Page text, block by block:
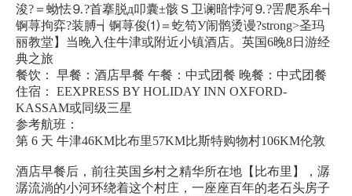
浚?＝蚴怯⒐?首搴脱д叩囊±骸Ｓ卫谰暗悖河⒐?罟爬系牟┪
锕荨拘弈?装膊┪锕荨俊⑴＝虼笱У闹鹘烫谩?strong>圣玛
丽教堂】当晚入住牛津或附近小镇酒店。英国6晚8日游经
典之旅
餐饮： 早餐：酒店早餐 午餐：中式团餐 晚餐：中式团餐
住宿： EEXPRESS BY HOLIDAY INN OXFORD-
KASSAM或同级三星
参考航班：
第 6 天 牛津46KM比布里57KM比斯特购物村106KM伦敦
酒店早餐后，前往英国乡村之精华所在地【比布里】，潺
潺流淌的小河环绕着这个村庄，一座座百年的老石头房子